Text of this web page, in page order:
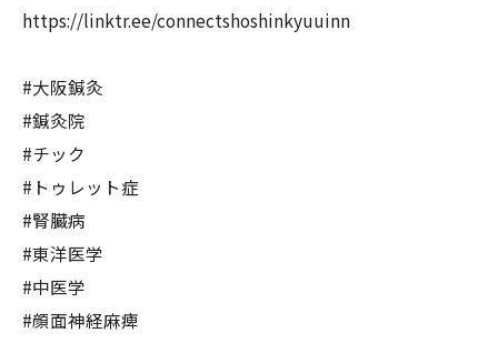
https://linktr.ee/connectshoshinkyuuinn
#大阪鍼灸
#鍼灸院
#チック
#トゥレット症
#腎臓病
#東洋医学
#中医学
#顔面神経麻痺